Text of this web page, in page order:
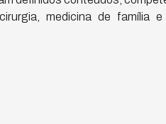
medicina de família e